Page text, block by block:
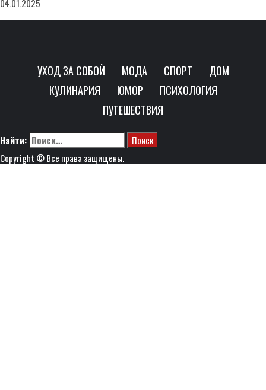
04.01.2025
УХОД ЗА СОБОЙ МОДА СПОРТ
ДОМ
КУЛИНАРИЯ
ЮМОР
ПСИХОЛОГИЯ
ПУТЕШЕСТВИЯ
Найти:
Copyright © Все права защищены.